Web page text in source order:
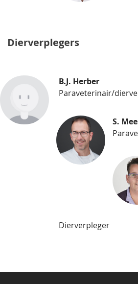
Dierverplegers
B.J. Herber
Paraveterinair/
S.
Dierverpleger